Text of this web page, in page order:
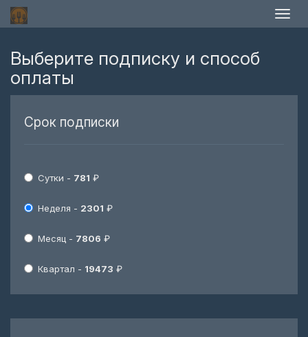
Выберите подписку и способ
оплаты
Срок подписки
Сутки - 781 ₽
Неделя - 2301 ₽
Месяц - 7806 ₽
Квартал - 19473 ₽